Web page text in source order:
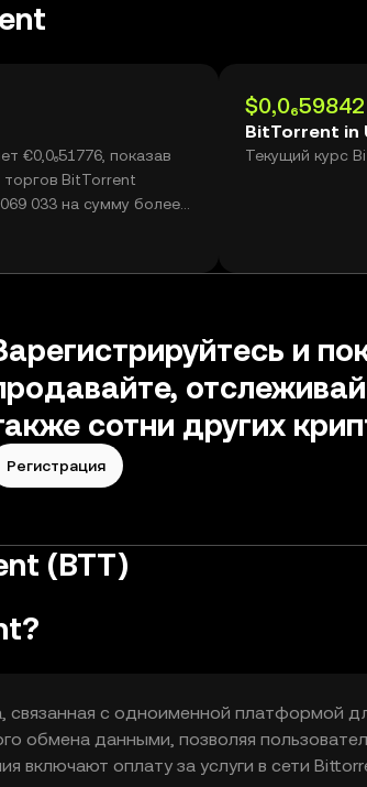
€0,0₆51776, показав
BitTorrent
033 на сумму более
$0,0₆59842
BitTorrent in
Текущий курс
и
сотни других
Регистрация
(BTT)
связанная с одноименной платформой
обмена данными, позволяя
включают оплату за услуги в сети